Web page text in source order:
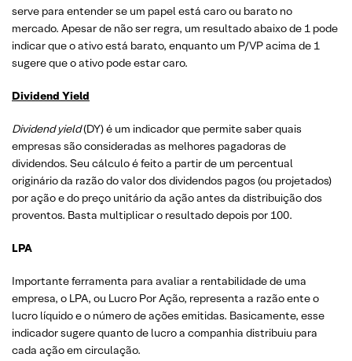
serve para entender se um papel está caro ou barato no
mercado. Apesar de não ser regra, um resultado abaixo de 1 pode
indicar que o ativo está barato, enquanto um P/VP acima de 1
sugere que o ativo pode estar caro.
Dividend Yield
Dividend yield(DY) é um indicador que permite saber quais
empresas são consideradas as melhores pagadoras de
dividendos. Seu cálculo é feito a partir de um percentual
originário da razão do valor dos dividendos pagos (ou projetados)
por ação e do preço unitário da ação antes da distribuição dos
proventos. Basta multiplicar o resultado depois por 100.
LPA
Importante ferramenta para avaliar a rentabilidade de uma
empresa, o LPA, ou Lucro Por Ação, representa a razão ente o
lucro líquido e o número de ações emitidas. Basicamente, esse
indicador sugere quanto de lucro a companhia distribuiu para
cada ação em circulação.